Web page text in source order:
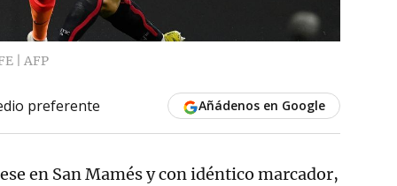
| AFP
preferente Añádenos en Google
en San Mamés y con idéntico marcador,